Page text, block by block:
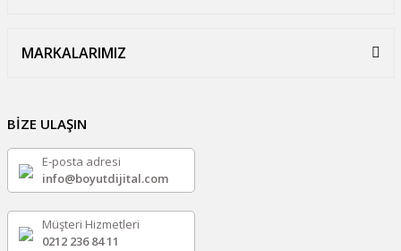
MARKALARIMIZ
BİZE ULAŞIN
E-posta adresi
info@boyutdijital.com
Müşteri Hizmetleri
0212 236 84 11